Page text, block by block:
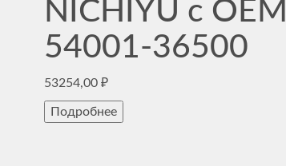
NICHIYU с OEM
54001-36500
53254,00₽
Подробнее